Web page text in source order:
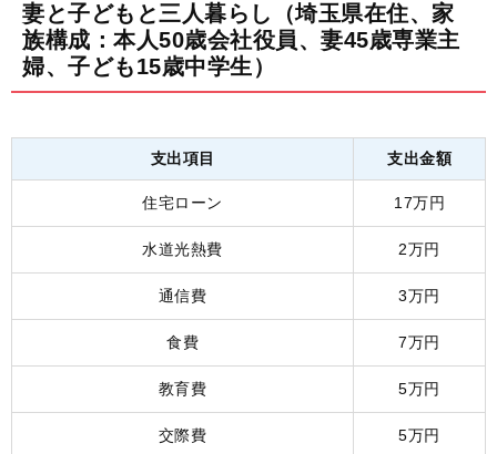
妻と子どもと三人暮らし（埼玉県在住、家
族構成：本人50歳会社役員、妻45歳専業主
婦、子ども15歳中学生）
支出項目 支出金額
住宅ローン 17万円
水道光熱費 2万円
通信費 3万円
食費 7万円
教育費 5万円
交際費 5万円